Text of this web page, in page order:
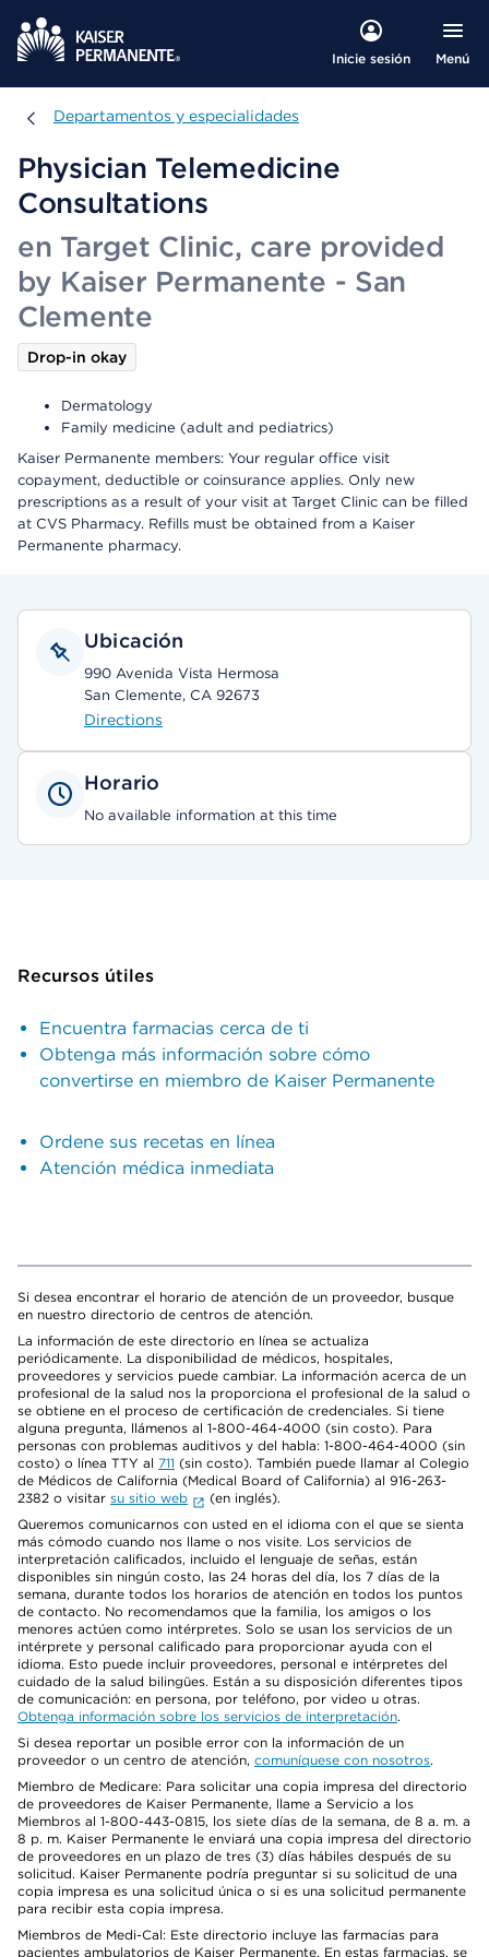
Inicie sesión Menú
Departamentos y especialidades
Departamentos y especialidades
Physician Telemedicine
Consultations
en Target Clinic, care provided
by Kaiser Permanente - San
Clemente
Drop-in okay
Dermatology
Family medicine (adult and pediatrics)
Kaiser Permanente members: Your regular office visit
copayment, deductible or coinsurance applies. Only new
prescriptions as a result of your visit at Target Clinic can be filled
at CVS Pharmacy. Refills must be obtained from a Kaiser
Permanente pharmacy.
Ubicación
990 Avenida Vista Hermosa
San Clemente, CA 92673
Directions
Horario
No available information at this time
Recursos útiles
Encuentra farmacias cerca de ti
Obtenga más información sobre cómo
convertirse en miembro de Kaiser Permanente
Ordene sus recetas en línea
Atención médica inmediata
Si desea encontrar el horario de atención de un proveedor, busque
en nuestro directorio de centros de atención.
La información de este directorio en línea se actualiza
periódicamente. La disponibilidad de médicos, hospitales,
proveedores y servicios puede cambiar. La información acerca de un
profesional de la salud nos la proporciona el profesional de la salud o
se obtiene en el proceso de certificación de credenciales. Si tiene
alguna pregunta, llámenos al 1-800-464-4000 (sin costo). Para
personas con problemas auditivos y del habla: 1-800-464-4000 (sin
costo) o línea TTY al 711 (sin costo). También puede llamar al Colegio
de Médicos de California (Medical Board of California) al 916-263-
2382 o visitar su sitio web
(en inglés).
Queremos comunicarnos con usted en el idioma con el que se sienta
más cómodo cuando nos llame o nos visite. Los servicios de
interpretación calificados, incluido el lenguaje de señas, están
disponibles sin ningún costo, las 24 horas del día, los 7 días de la
semana, durante todos los horarios de atención en todos los puntos
de contacto. No recomendamos que la familia, los amigos o los
menores actúen como intérpretes. Solo se usan los servicios de un
intérprete y personal calificado para proporcionar ayuda con el
idioma. Esto puede incluir proveedores, personal e intérpretes del
cuidado de la salud bilingües. Están a su disposición diferentes tipos
de comunicación: en persona, por teléfono, por video u otras.
Obtenga información sobre los servicios de interpretación.
Si desea reportar un posible error con la información de un
proveedor o un centro de atención, comuníquese con nosotros.
Miembro de Medicare: Para solicitar una copia impresa del directorio
de proveedores de Kaiser Permanente, llame a Servicio a los
Miembros al 1-800-443-0815, los siete días de la semana, de 8 a. m. a
8 p. m. Kaiser Permanente le enviará una copia impresa del directorio
de proveedores en un plazo de tres (3) días hábiles después de su
solicitud. Kaiser Permanente podría preguntar si su solicitud de una
copia impresa es una solicitud única o si es una solicitud permanente
para recibir esta copia impresa.
Miembros de Medi-Cal: Este directorio incluye las farmacias para
pacientes ambulatorios de Kaiser Permanente. En estas farmacias, se